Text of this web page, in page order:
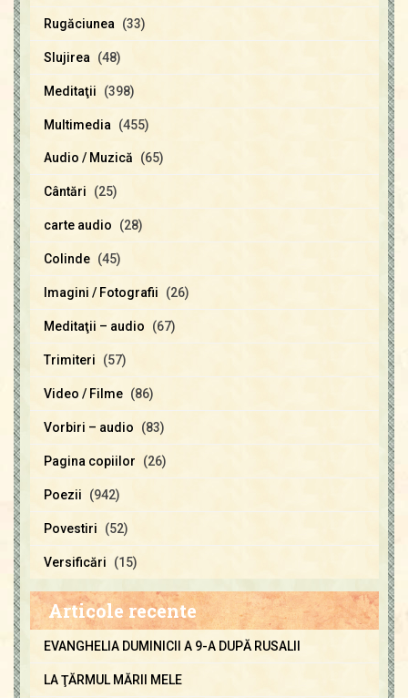
Rugăciunea (33)
Slujirea (48)
Meditaţii (398)
Multimedia (455)
Audio / Muzică (65)
Cântări (25)
carte audio (28)
Colinde (45)
Imagini / Fotografii (26)
Meditaţii – audio (67)
Trimiteri (57)
Video / Filme (86)
Vorbiri – audio (83)
Pagina copiilor (26)
Poezii (942)
Povestiri (52)
Versificări (15)
Articole recente
EVANGHELIA DUMINICII A 9-A DUPĂ RUSALII
LA ŢĂRMUL MĂRII MELE